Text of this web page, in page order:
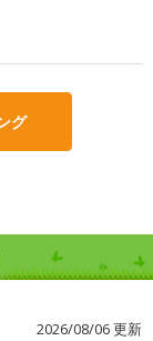
グ
2026/08/06 更新